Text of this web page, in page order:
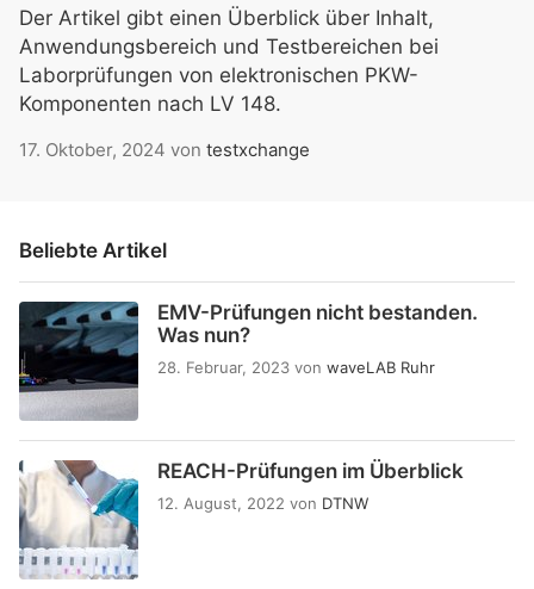
Der Artikel gibt einen Überblick über Inhalt,
Anwendungsbereich und Testbereichen bei
Laborprüfungen von elektronischen PKW-
Komponenten nach LV 148.
17. Oktober, 2024 von testxchange
Beliebte Artikel
EMV-Prüfungen nicht bestanden.
Was nun?
28. Februar, 2023 von waveLAB Ruhr
REACH-Prüfungen im Überblick
12. August, 2022 von DTNW